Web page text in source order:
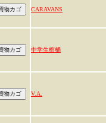
CARAVANS
中学生棺桶
V.A.